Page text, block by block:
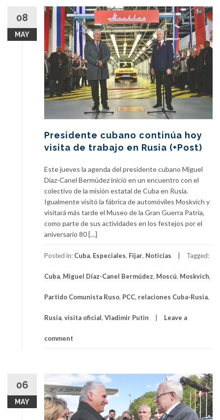
08
MAY
Presidente cubano continúa hoy
visita de trabajo en Rusia (+Post)
Este jueves la agenda del presidente cubano Miguel
Díaz-Canel Bermúdez inició en un encuentro con el
colectivo de la misión estatal de Cuba en Rusia.
Igualmente visitó la fábrica de automóviles Moskvich y
visitará más tarde el Museo de la Gran Guerra Patria,
como parte de sus actividades en los festejos por el
aniversario 80 […]
Posted in: Cuba, Especiales, Fijar, Noticias Tagged:
Cuba, Miguel Díaz-Canel Bermúdez, Moscú, Moskvich,
Partido Comunista Ruso, PCC, relaciones Cuba-Rusia,
Rusia, visita oficial, Vladimir Putin Leave a
comment
06
MAY